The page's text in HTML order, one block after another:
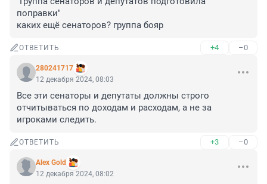
поправки"
каких ещё сенаторов? группа бояр
ОТВЕТИТЬ +4 –0
280241717
12 декабря 2024, 08:03
Все эти сенаторы и депутаты должны строго
отчитываться по доходам и расходам, а не за
игроками следить.
ОТВЕТИТЬ +3 –0
Alex Gold
12 декабря 2024, 08:02